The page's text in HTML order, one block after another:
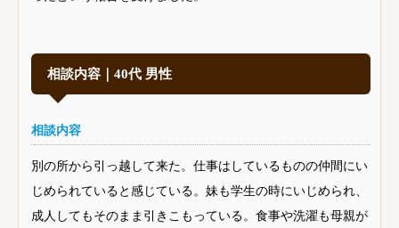
相談内容｜40代 男性
相談内容
別の所から引っ越して来た。仕事はしているものの仲間にい
じめられていると感じている。妹も学生の時にいじめられ、
成人してもそのまま引きこもっている。食事や洗濯も母親が